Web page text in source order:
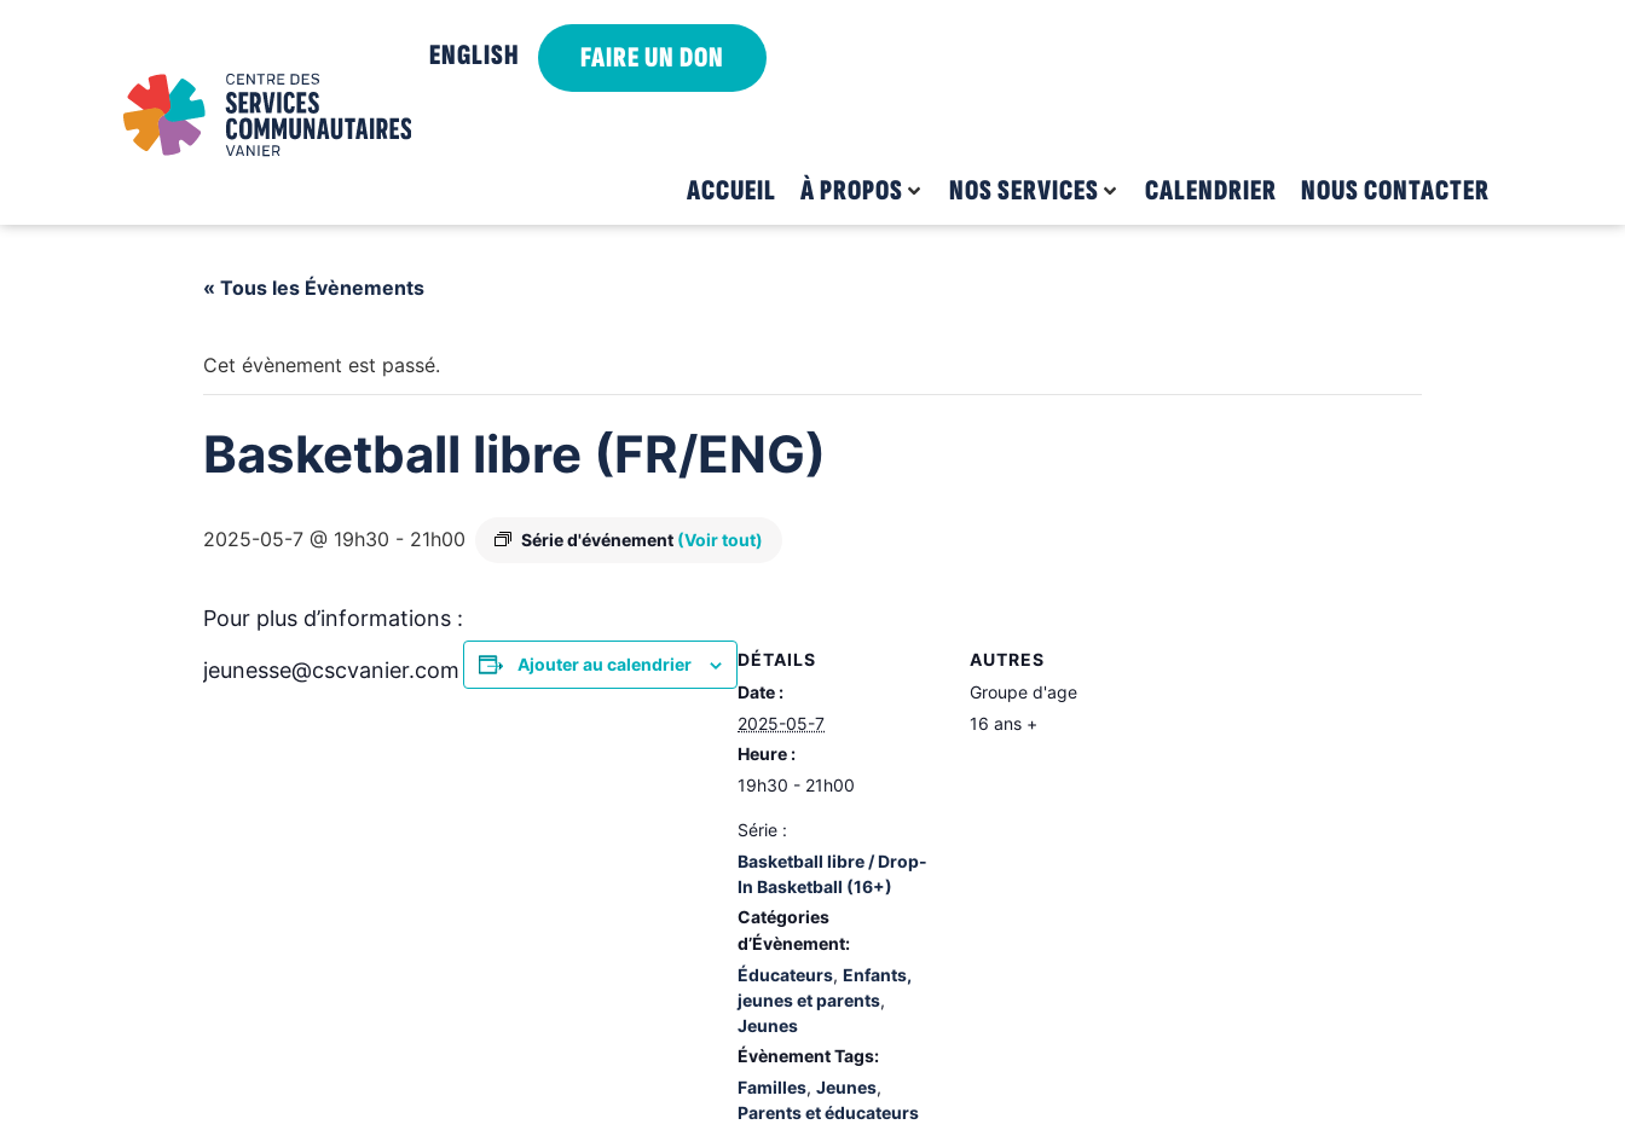
ENGLISH FAIRE UN DON
ACCUEIL À PROPOS NOS SERVICES CALENDRIER NOUS CONTACTER
« Tous les Évènements
Cet évènement est passé.
Basketball libre (FR/ENG)
2025-05-7 @ 19h30 - 21h00 Série d'événement (Voir tout)
Pour plus d’informations :
jeunesse@cscvanier.com Ajouter au calendrier
DÉTAILS
Date :
2025-05-7
Heure :
19h30 - 21h00
Série :
Basketball libre / Drop-
In Basketball (16+)
Catégories
d’Évènement:
Éducateurs, Enfants,
jeunes et parents,
Jeunes
Évènement Tags:
Familles, Jeunes,
Parents et éducateurs
AUTRES
Groupe d'age
16 ans +